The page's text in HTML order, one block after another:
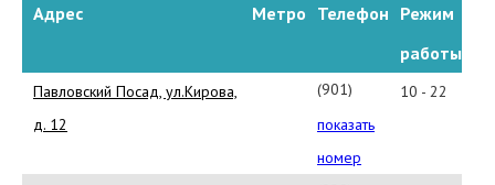
Адрес Метро Телефон Режим
работы
Павловский Посад, ул.Кирова,
д. 12
(901)
183-
73-
показать
номер
10 - 22